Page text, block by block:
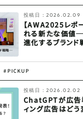
投稿日：2026.02.09
【AWA2025レポ
れる新たな価値─
進化するブラン
#PICKUP
投稿日：2026.02.02
ChatGPTが広告
ィング広告はどう